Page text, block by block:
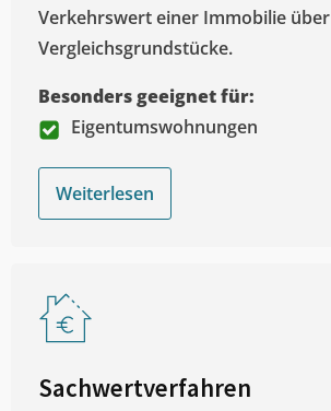
Verkehrswert einer Immobilie über
Vergleichsgrundstücke.
Besonders geeignet für:
Eigentumswohnungen
Weiterlesen
Sachwertverfahren